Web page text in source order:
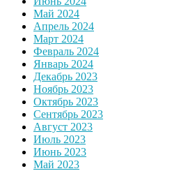
Май 2024
Апрель 2024
Март 2024
Февраль 2024
Январь 2024
Декабрь 2023
Ноябрь 2023
Октябрь 2023
Сентябрь 2023
Август 2023
Июль 2023
Июнь 2023
Май 2023